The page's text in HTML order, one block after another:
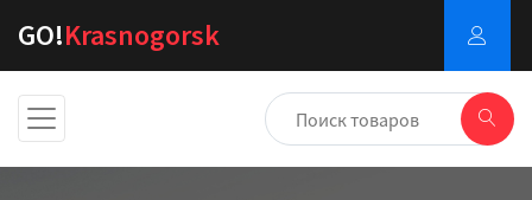
GO!Krasnogorsk